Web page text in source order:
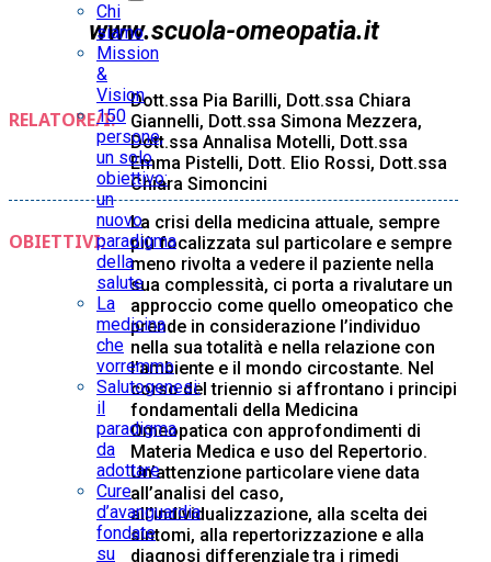
Chi
siamo
Mission
&
Vision
150
persone,
un solo
obiettivo:
un
nuovo
paradigma
della
salute
La
medicina
che
vorremmo
Salutogenesi:
il
paradigma
da
adottare
Cure
d’avanguardia
fondate
su
www.scuola-omeopatia.it
RELATORE/I:
Dott.ssa Pia Barilli, Dott.ssa Chiara
Giannelli, Dott.ssa Simona Mezzera,
Dott.ssa Annalisa Motelli, Dott.ssa
Emma Pistelli, Dott. Elio Rossi, Dott.ssa
Chiara Simoncini
OBIETTIVI:
La crisi della medicina attuale, sempre
più focalizzata sul particolare e sempre
meno rivolta a vedere il paziente nella
sua complessità, ci porta a rivalutare un
approccio come quello omeopatico che
prende in considerazione l’individuo
nella sua totalità e nella relazione con
l’ambiente e il mondo circostante. Nel
corso del triennio si affrontano i principi
fondamentali della Medicina
Omeopatica con approfondimenti di
Materia Medica e uso del Repertorio.
Un’attenzione particolare viene data
all’analisi del caso,
all’individualizzazione, alla scelta dei
sintomi, alla repertorizzazione e alla
diagnosi differenziale tra i rimedi